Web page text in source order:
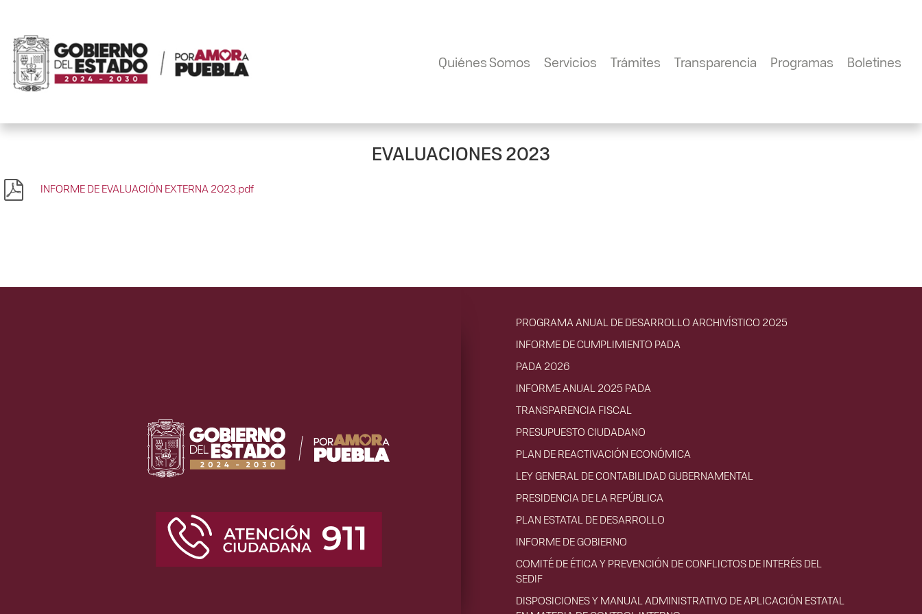
Quiénes Somos Servicios Trámites Transparencia Programas Boletines
EVALUACIONES 2023
INFORME DE EVALUACIÓN EXTERNA 2023.pdf
PROGRAMA ANUAL DE DESARROLLO ARCHIVÍSTICO 2025
INFORME DE CUMPLIMIENTO PADA
PADA 2026
INFORME ANUAL 2025 PADA
TRANSPARENCIA FISCAL
PRESUPUESTO CIUDADANO
PLAN DE REACTIVACIÓN ECONÓMICA
LEY GENERAL DE CONTABILIDAD GUBERNAMENTAL
PRESIDENCIA DE LA REPÚBLICA
PLAN ESTATAL DE DESARROLLO
INFORME DE GOBIERNO
COMITÉ DE ÉTICA Y PREVENCIÓN DE CONFLICTOS DE INTERÉS DEL
SEDIF
DISPOSICIONES Y MANUAL ADMINISTRATIVO DE APLICACIÓN ESTATAL